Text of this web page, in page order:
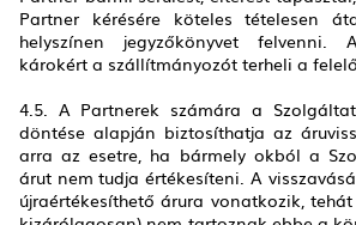
Partner kérésére köteles tételesen
helyszínen jegyzőkönyvet felvenni.
károkért a szállítmányozót terheli a
4.5. A Partnerek számára a
döntése alapján biztosíthatja az
arra az esetre, ha bármely okból a
árut nem tudja értékesíteni. A
újraértékesíthető árura vonatkozik,